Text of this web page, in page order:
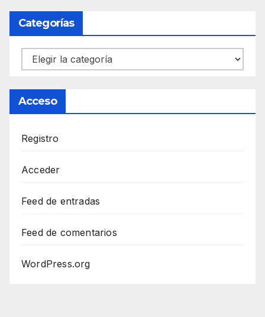
Categorías
Categorías
Acceso
Registro
Acceder
Feed de entradas
Feed de comentarios
WordPress.org